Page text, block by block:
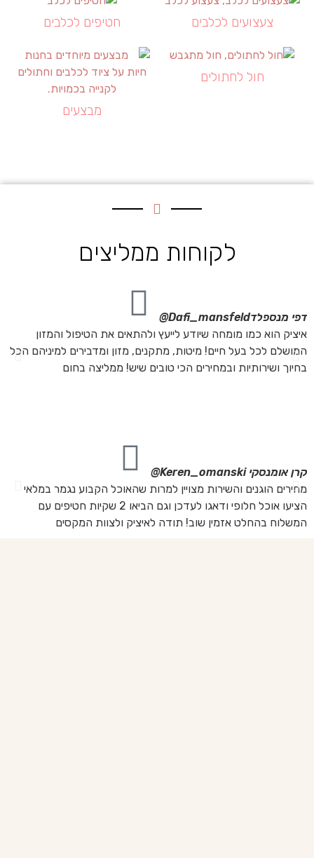
צעצועים לכלבים חטיפים לכלבים
חול לחתולים
מבצעים
לקוחות ממליצים
דפי מנספלדDafi_mansfeld@
איציק הוא כמו מומחה שיודע לייעץ ולהתאים את הטיפול והמזון
המושלם לכל בעל חיים! מיטות, מתקנים, מזון ומדבירים למיניהם הכל
בחיוך ושירותיות ובמחירים הכי טובים שיש! ממליצה בחום
קרן אומנסקיKeren_omanski@
מחירים הוגנים והשירות מצויין למרות שהאוכל הקבוע נגמר במלאי
הציעו אוכל חלופי ודאגו לעדכן וגם הביאו 2 שקיות חטיפים עם
המשלוח בהחלט אזמין שוב! תודה לאיציק ולצוות המקסים